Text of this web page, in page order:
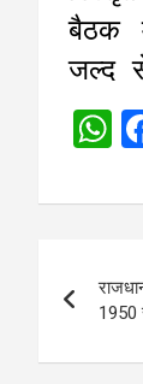
बैठक
जल्द
W
a
s
A
p
1950